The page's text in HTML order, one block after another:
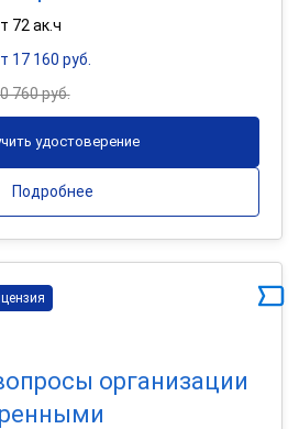
72 ак.ч
17 160 руб.
760 руб.
удостоверение
Подробнее
организации